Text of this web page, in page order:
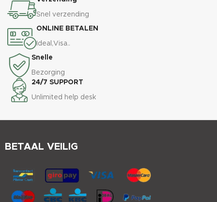
Snel verzending
ONLINE BETALEN
Ideal,Visa..
Snelle
Bezorging
24/7 SUPPORT
Unlimited help desk
BETAAL VEILIG